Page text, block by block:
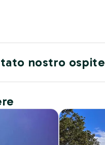
nostro ospite